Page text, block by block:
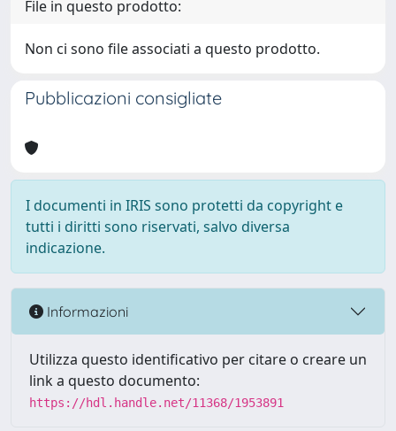
File in questo prodotto:
Non ci sono file associati a questo prodotto.
Pubblicazioni consigliate
I documenti in IRIS sono protetti da copyright e
tutti i diritti sono riservati, salvo diversa
indicazione.
Informazioni
Utilizza questo identificativo per citare o creare un
link a questo documento:
https://hdl.handle.net/11368/1953891